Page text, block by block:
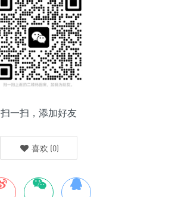
扫一扫，添加好友
喜欢 (0)